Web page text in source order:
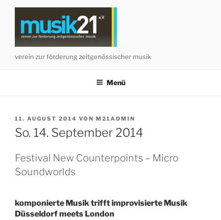
Zum
verein zur förderung zeitgenössischer musik
Menü
VERÖFFENTLICHT
AM
11. AUGUST 2014 VON M21ADMIN
So. 14. September 2014
Festival New Counterpoints – Micro
Soundworlds
komponierte Musik trifft improvisierte Musik
Düsseldorf meets London